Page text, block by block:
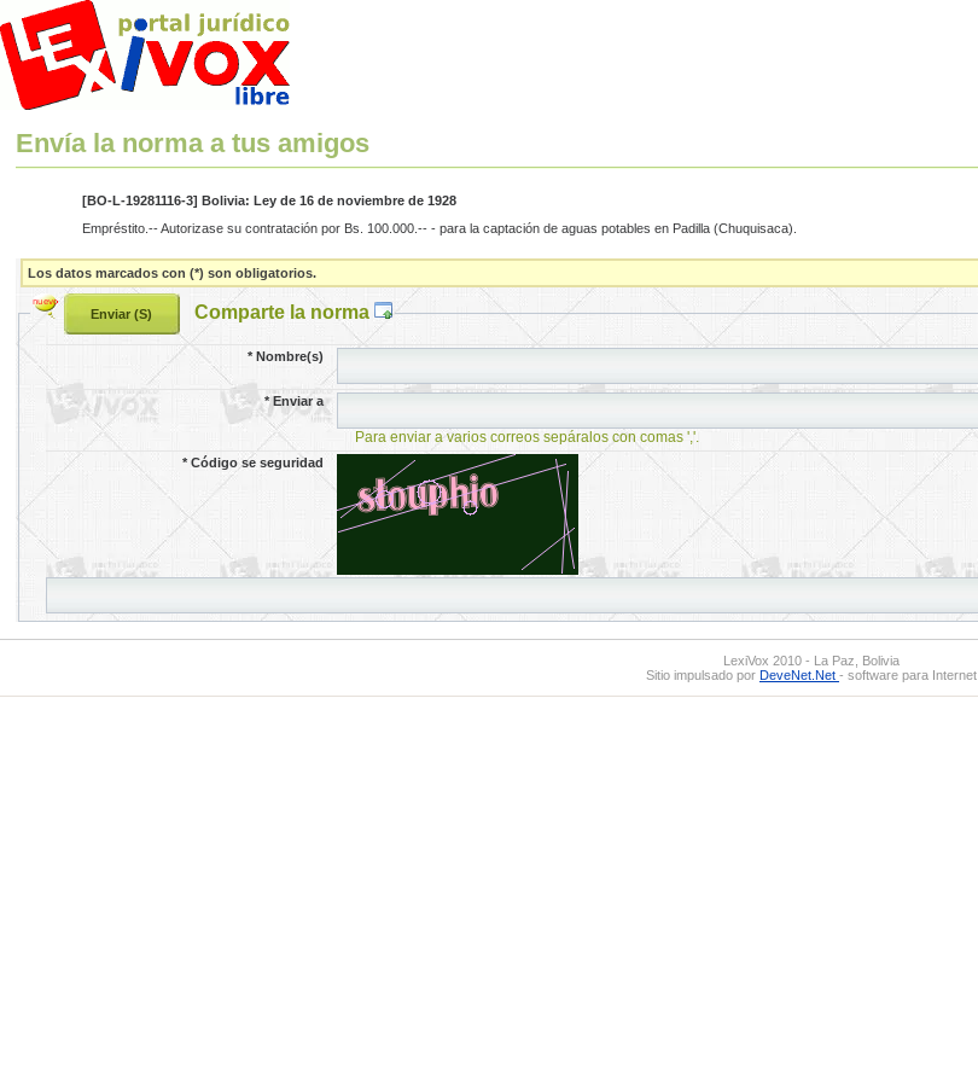
Envía la norma a tus amigos
[BO-L-19281116-3] Bolivia: Ley de 16 de noviembre de 1928
Empréstito.-- Autorizase su contratación por Bs. 100.000.-- - para la captación de aguas potables en Padilla (Chuquisaca).
Los datos marcados con (*) son obligatorios.
Comparte la norma
*Nombre(s)
*Enviar a
Para enviar a varios correos sepáralos con comas ','.
*Código se seguridad
LexiVox 2010 - La Paz, Bolivia
Sitio impulsado por DeveNet.Net - software para Internet